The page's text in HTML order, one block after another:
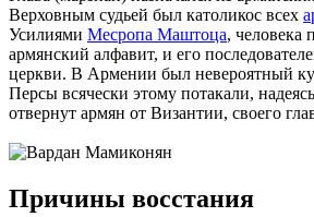
Верховным судьей был католикос всех
Усилиями Месропа Маштоца, человека
армянский алфавит, и его
церкви. В Армении был невероятный
Персы всячески этому потакали,
отвернут армян от Византии, своего
Причины восстания